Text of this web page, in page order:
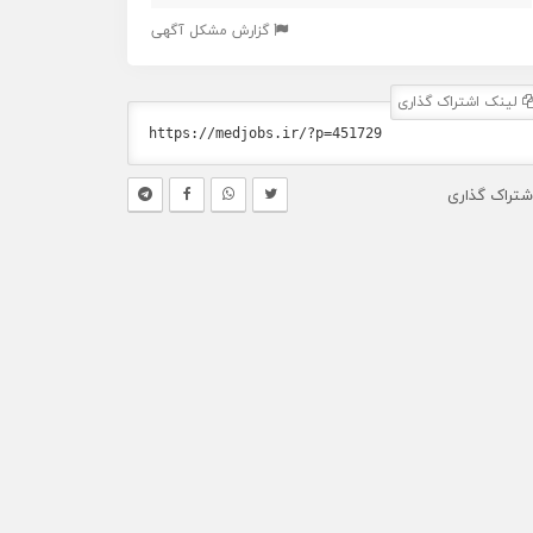
گزارش مشکل آگهی
لینک اشتراک گذاری
گذاری